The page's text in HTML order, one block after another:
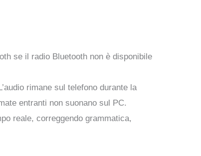
se il radio Bluetooth non è disponibile
rimane sul telefono durante la
entranti non suonano sul PC.
reale, correggendo grammatica,